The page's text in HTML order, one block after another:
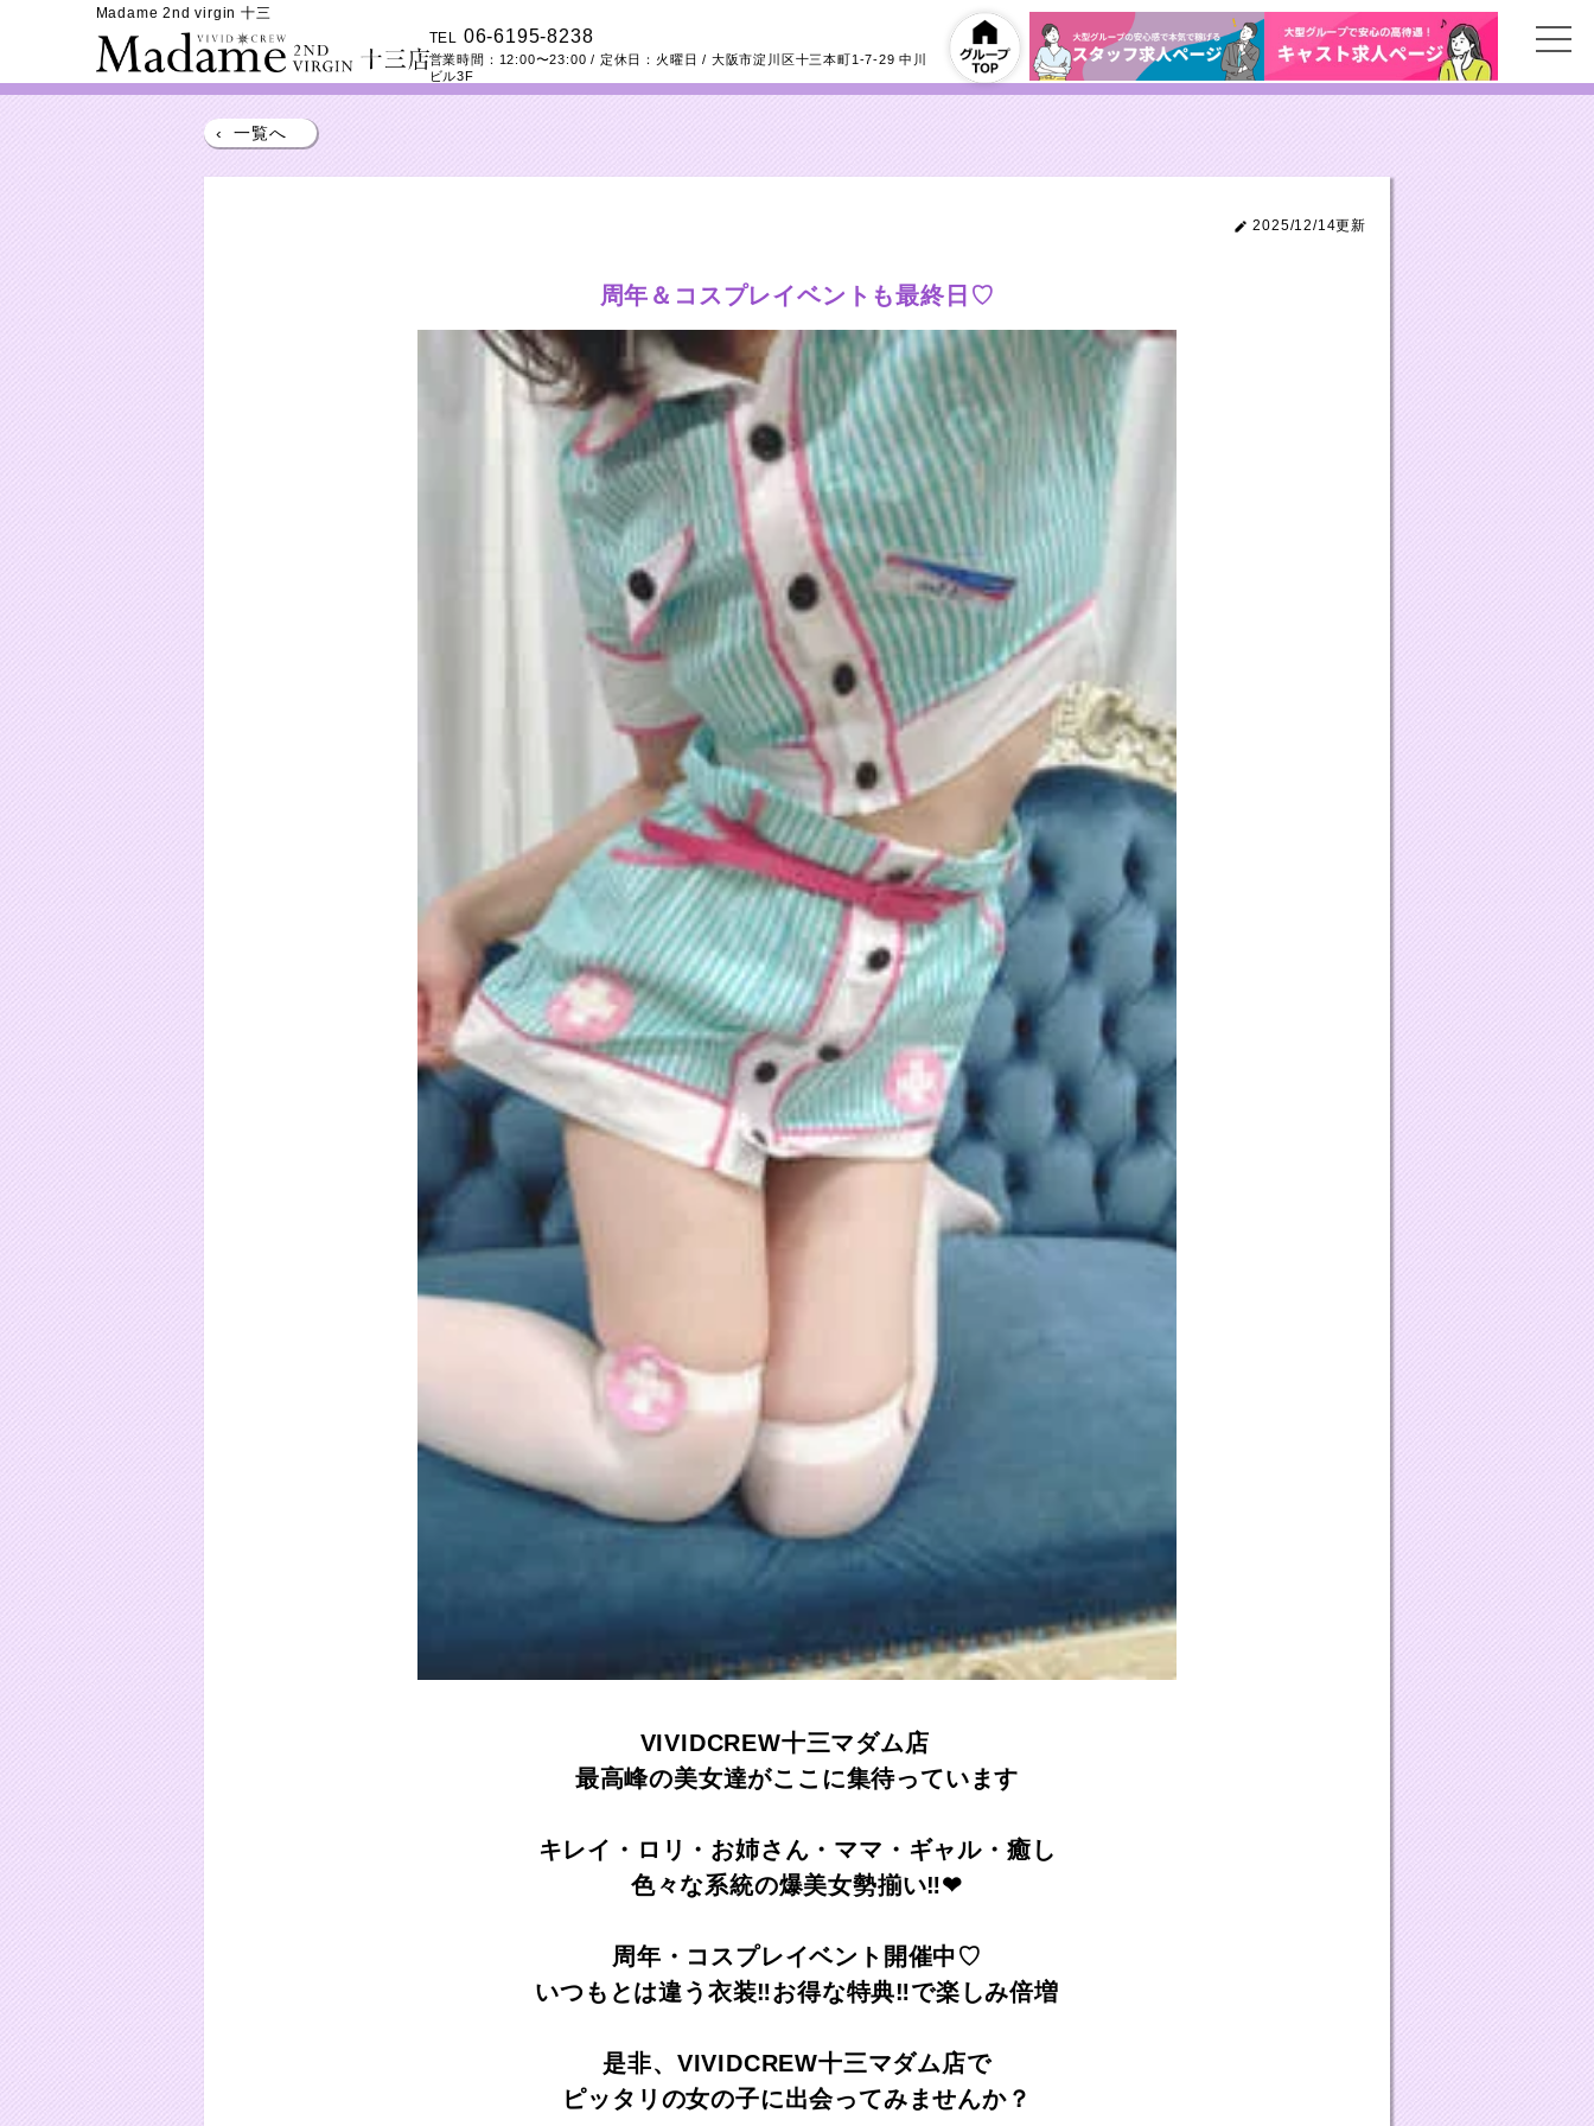
Madame 2nd virgin 十三
TEL 06-6195-8238
営業時間： 12:00〜23:00 / 定休日：火曜日 / 大阪市淀川区十三本町1-7-29 中川
ビル3F
‹ 一覧へ
2025/12/14更新
周年＆コスプレイベントも最終日♡
VIVIDCREW十三マダム店
最高峰の美女達がここに集待っています
キレイ・ロリ・お姉さん・ママ・ギャル・癒し
色々な系統の爆美女勢揃い‼❤
周年・コスプレイベント開催中♡
いつもとは違う衣装‼お得な特典‼で楽しみ倍増
是非、VIVIDCREW十三マダム店で
ピッタリの女の子に出会ってみませんか？